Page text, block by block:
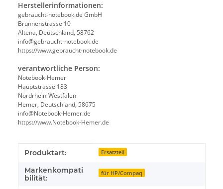
Herstellerinformationen:
gebraucht-notebook.de GmbH
Brunnenstrasse 10
Altena, Deutschland, 58762
info@gebraucht-notebook.de
https://www.gebraucht-notebook.de
verantwortliche Person:
Notebook-Hemer
Hauptstrasse 183
Nordrhein-Westfalen
Hemer, Deutschland, 58675
info@Notebook-Hemer.de
https://www.Notebook-Hemer.de
Produkteigenschaft
Wert
Produktart: Ersatzteil
Markenkompati
bilität:
für HP/Compaq